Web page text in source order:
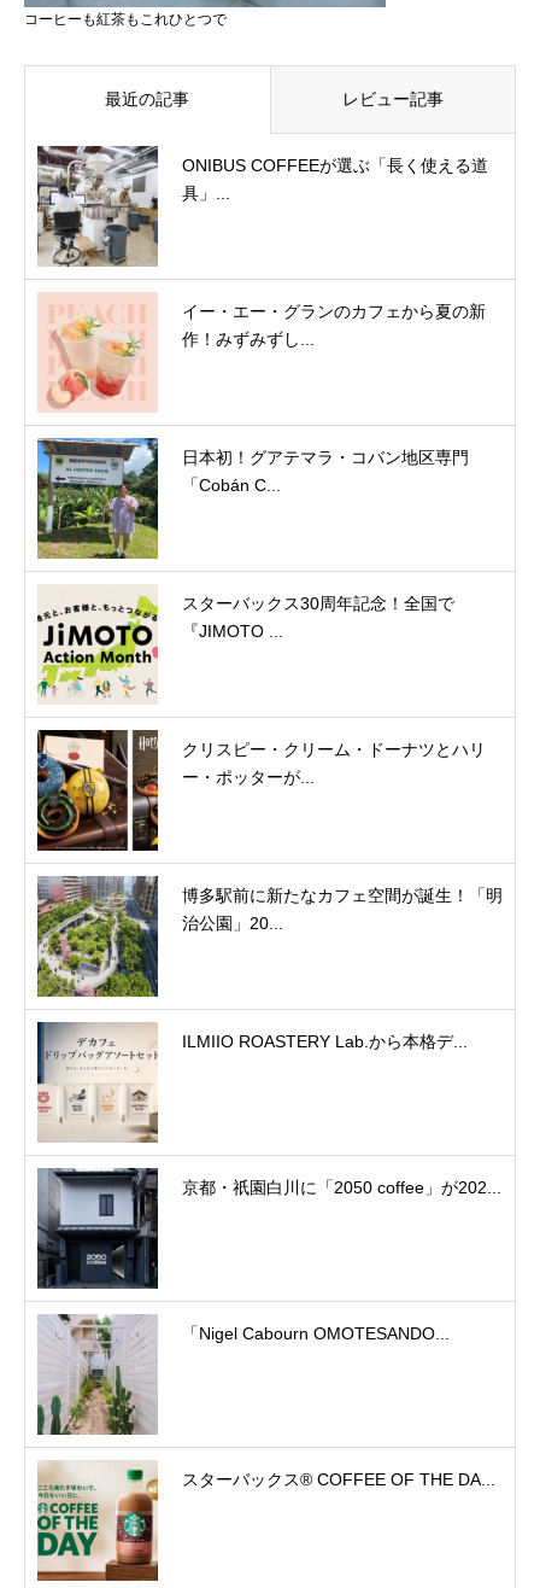
コーヒーも紅茶もこれひとつで
最近の記事 レビュー記事
ONIBUS COFFEEが選ぶ「長く使える道
具」...
イー・エー・グランのカフェから夏の新
作！みずみずし...
日本初！グアテマラ・コバン地区専門
「Cobán C...
スターバックス30周年記念！全国で
『JIMOTO ...
クリスピー・クリーム・ドーナツとハリ
ー・ポッターが...
博多駅前に新たなカフェ空間が誕生！「明
治公園」20...
ILMIIO ROASTERY Lab.から本格デ...
京都・祇園白川に「2050 coffee」が202...
「Nigel Cabourn OMOTESANDO...
スターバックス® COFFEE OF THE DA...